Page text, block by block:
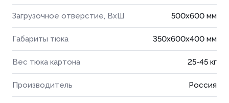
Загрузочное отверстие, ВхШ 500х600 мм
Габариты тюка 350x600x400 мм
Вес тюка картона 25-45 кг
Производитель Россия